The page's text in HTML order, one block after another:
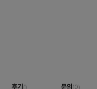
후기 () 문의 (0)